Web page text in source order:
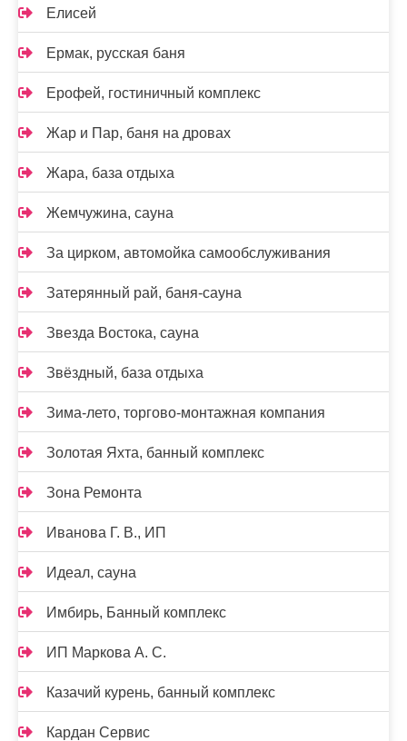
Елисей
Ермак, русская баня
Ерофей, гостиничный комплекс
Жар и Пар, баня на дровах
Жара, база отдыха
Жемчужина, сауна
За цирком, автомойка самообслуживания
Затерянный рай, баня-сауна
Звезда Востока, сауна
Звёздный, база отдыха
Зима-лето, торгово-монтажная компания
Золотая Яхта, банный комплекс
Зона Ремонта
Иванова Г. В., ИП
Идеал, сауна
Имбирь, Банный комплекс
ИП Маркова А. С.
Казачий курень, банный комплекс
Кардан Сервис